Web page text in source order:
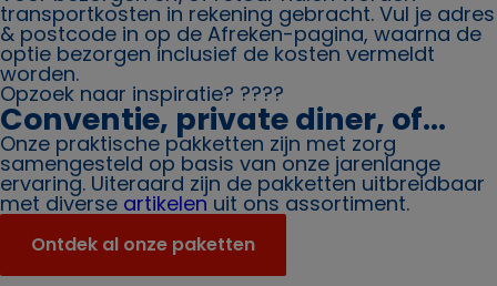
transportkosten in rekening gebracht. Vul je adres
& postcode in op de Afreken-pagina, waarna de
optie bezorgen inclusief de kosten vermeldt
worden.
Opzoek naar inspiratie? ????
Conventie, private diner, of...
Onze praktische pakketten zijn met zorg
samengesteld op basis van onze jarenlange
ervaring. Uiteraard zijn de pakketten uitbreidbaar
met diverse artikelen uit ons assortiment.
Ontdek al onze paketten